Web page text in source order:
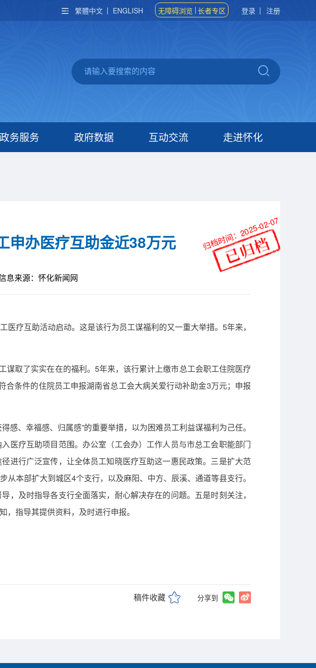
繁體中文 ENGLISH 无障碍浏览 长者专区 登录 注册
政务服务 政府数据 互动交流 走进怀化
申办医疗互助金近38万元
息来源：怀化新闻网
疗互助活动启动。这是该行为员工谋福利的又一重大举措。5年来，
取了实实在在的福利。5年来，该行累计上缴市总工会职工住院医疗
条件的住院员工申报湖南省总工会大病关爱行动补助金3万元；申报
、幸福感、归属感”的重要举措，以为困难员工利益谋福利为己任。
医疗互助项目范围。办公室（工会办）工作人员与市总工会职能部门
进行广泛宣传，让全体员工知晓医疗互助这一惠民政策。三是扩大范
本部扩大到城区4个支行，以及麻阳、中方、辰溪、通道等县支行。
及时指导各支行全面落实，耐心解决存在的问题。五是时刻关注，
指导其提供资料，及时进行申报。
稿件收藏 分享到
归档时间：2025-02-07